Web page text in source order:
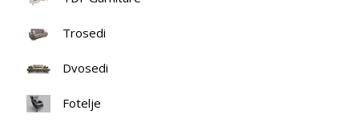
Trosedi
Dvosedi
Fotelje